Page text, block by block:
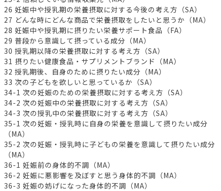
26 妊娠中や授乳期の栄養摂取に対する今後の考え方（SA）
27 どんな時にどんな商品で栄養摂取をしたいと思うか（MA）
28 妊娠中や授乳期に摂りたい栄養サポート食品（FA）
29 普段から意識して摂っている成分（MA）
30 授乳期以降の栄養摂取に対する考え方（SA）
31 摂りたい健康食品・サプリメントブランド（MA）
32 授乳期後、自身のために摂りたい成分（MA）
33 次の子どもを欲しいと思っているか（SA）
34-1 次の妊娠のための栄養摂取に対する考え方（SA）
34-2 次の妊娠中の栄養摂取に対する考え方（SA）
34-3 次の授乳中の栄養摂取に対する考え方（SA）
35-1 次の妊娠・授乳時に自身の栄養を意識して摂りたい成分
（MA）
35-2 次の妊娠・授乳時に子どもの栄養を意識して摂りたい成分
（MA）
36-1 妊娠前の身体的不調（MA）
36-2 妊娠に悪影響を及ぼすと思う身体的不調（MA）
36-3 妊娠の妨げになった身体的不調（MA）